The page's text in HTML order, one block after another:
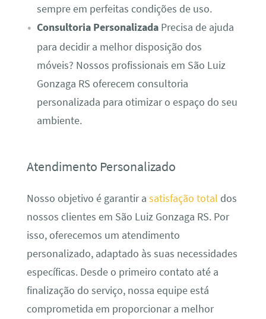
sempre em perfeitas condições de uso.
Consultoria PersonalizadaPrecisa de ajuda
para decidir a melhor disposição dos
móveis? Nossos profissionais em São Luiz
Gonzaga RS oferecem consultoria
personalizada para otimizar o espaço do seu
ambiente.
Atendimento Personalizado
Nosso objetivo é garantir a satisfação total dos
nossos clientes em São Luiz Gonzaga RS. Por
isso, oferecemos um atendimento
personalizado, adaptado às suas necessidades
específicas. Desde o primeiro contato até a
finalização do serviço, nossa equipe está
comprometida em proporcionar a melhor